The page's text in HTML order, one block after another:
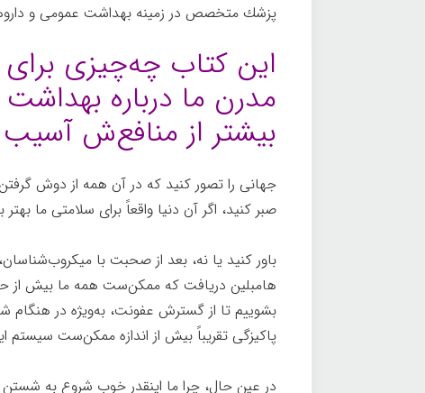
پزشك متخصص در زمینه بهداشت عمومی و
این کتاب چه‌چیزی
مدرن ما درباره
بیشتر از منافع‌ش آسیب
جهانی را تصور کنید که در آن همه از دوش
صبر کنید، اگر آن دنیا واقعاً برای سلامتی ما
باور کنید یا نه، بعد از صحبت با
هامبلین دریافت که ممکن‌ست همه ما بیش از حد
بشوییم تا از گسترش عفونت، به‌ویژه در هنگام
پاکیزگی تقریباً بیش از اندازه ممکن‌ست سیستم
در عین حال، چرا ما اینقدر خوب شروع به